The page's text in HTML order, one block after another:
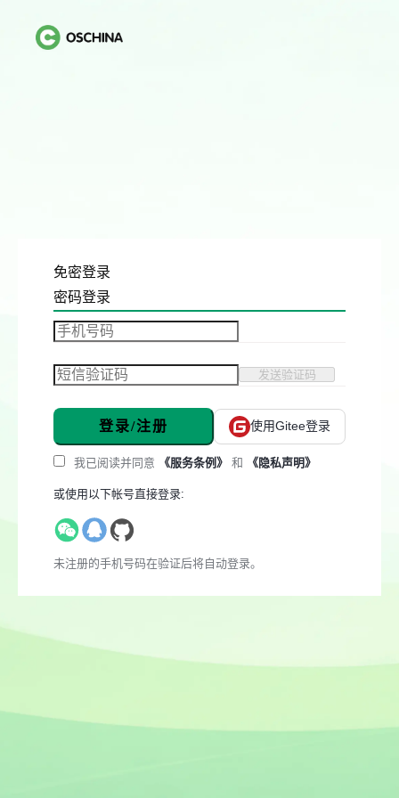
免密登录
密码登录
发送验证码
登录/注册 使用Gitee登录
我已阅读并同意 《服务条例》 和 《隐私声明》
或使用以下帐号直接登录:
未注册的手机号码在验证后将自动登录。